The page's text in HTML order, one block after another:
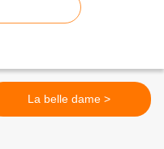
La belle dame >